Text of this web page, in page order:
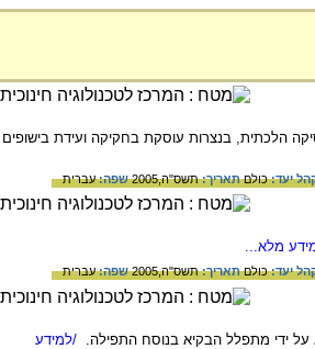
הלכתית, בנצרות עוסקת בחקיקה ועידת בישופים
יעד:כולםתאריך:תשס"ה,2005 שפה:עברית
מלא...
יעד:כולםתאריך:תשס"ה,2005 שפה:עברית
ידי מתפלל הבקיא בנוסח התפילה.
/למידע